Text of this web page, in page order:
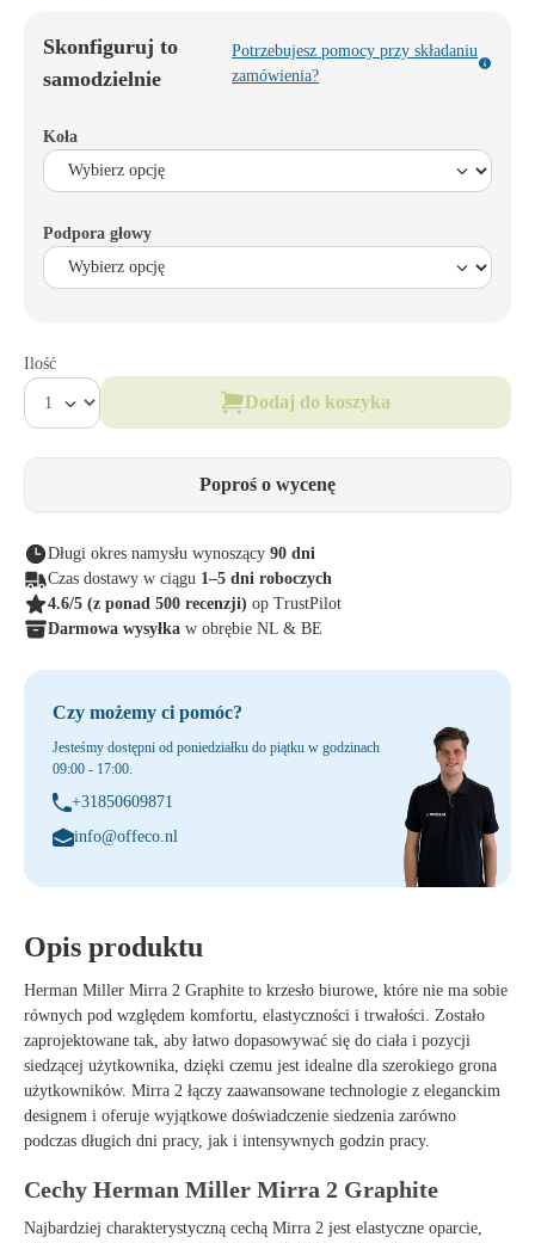
Skonfiguruj to
samodzielnie
Potrzebujesz pomocy przy składaniu
zamówienia?
Koła
Podpora głowy
Ilość
Dodaj do koszyka
Poproś o wycenę
Długi okres namysłu wynoszący 90 dni
Czas dostawy w ciągu 1–5 dni roboczych
4.6/5 (z ponad 500 recenzji) op TrustPilot
Darmowa wysyłka w obrębie NL & BE
Czy możemy ci pomóc?
Jesteśmy dostępni od poniedziałku do piątku w godzinach
09:00 - 17:00.
+31850609871
info@offeco.nl
Opis produktu
Herman Miller Mirra 2 Graphite to krzesło biurowe, które nie ma sobie
równych pod względem komfortu, elastyczności i trwałości. Zostało
zaprojektowane tak, aby łatwo dopasowywać się do ciała i pozycji
siedzącej użytkownika, dzięki czemu jest idealne dla szerokiego grona
użytkowników. Mirra 2 łączy zaawansowane technologie z eleganckim
designem i oferuje wyjątkowe doświadczenie siedzenia zarówno
podczas długich dni pracy, jak i intensywnych godzin pracy.
Cechy Herman Miller Mirra 2 Graphite
Najbardziej charakterystyczną cechą Mirra 2 jest elastyczne oparcie,